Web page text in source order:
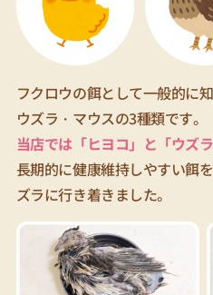
フクロウの餌として一般的に
ウズラ・マウスの3種類です。
当店では「ヒヨコ」と「ウズ
長期的に健康維持しやすい餌
ズラに行き着きました。